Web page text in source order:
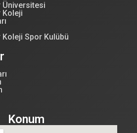
Üniversitesi
Koleji
Koleji Spor Kulübü
Konum